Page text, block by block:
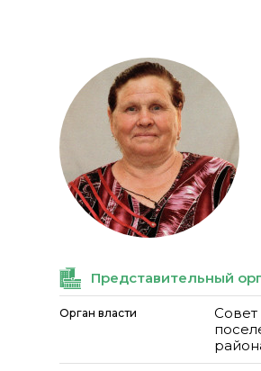
Представительный
Орган власти
Совет